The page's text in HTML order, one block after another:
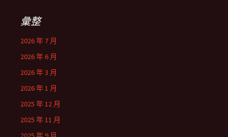
彙整
2026 年 7 月
2026 年 6 月
2026 年 3 月
2026 年 1 月
2025 年 12 月
2025 年 11 月